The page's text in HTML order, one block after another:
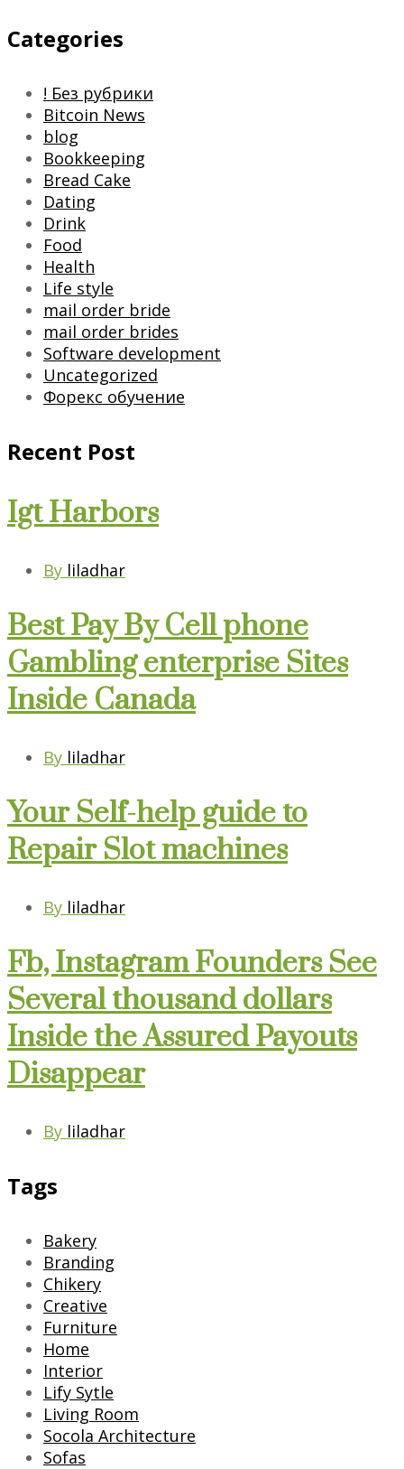
Categories
! Без рубрики
Bitcoin News
blog
Bookkeeping
Bread Cake
Dating
Drink
Food
Health
Life style
mail order bride
mail order brides
Software development
Uncategorized
Форекс обучение
Recent Post
Igt Harbors
By liladhar
Best Pay By Cell phone
Gambling enterprise Sites
Inside Canada
By liladhar
Your Self-help guide to
Repair Slot machines
By liladhar
Fb, Instagram Founders See
Several thousand dollars
Inside the Assured Payouts
Disappear
By liladhar
Tags
Bakery
Branding
Chikery
Creative
Furniture
Home
Interior
Lify Sytle
Living Room
Socola Architecture
Sofas